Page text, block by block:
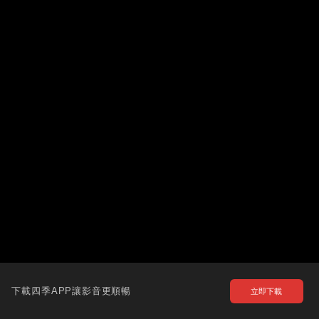
下載四季APP讓影音更順暢 立即下載